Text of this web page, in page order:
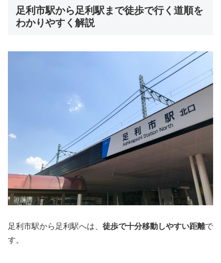
足利市駅から足利駅まで徒歩で行く道順を
わかりやすく解説
足利市駅から足利駅へは、 徒歩で十分移動しやすい距離で
す。